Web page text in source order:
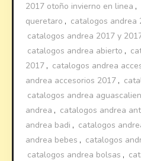
2017 otoño invierno en linea ,
queretaro , catalogos andrea
catalogos andrea 2017 y
catalogos andrea abierto ,
2017 , catalogos andrea
andrea accesorios 2017 ,
catalogos andrea
andrea , catalogos andrea
andrea badi , catalogos
andrea bebes , catalogos
catalogos andrea bolsas ,